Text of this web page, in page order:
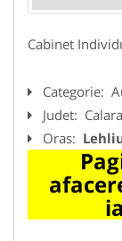
Cabinet
Categorie:
Judet:
Oras: